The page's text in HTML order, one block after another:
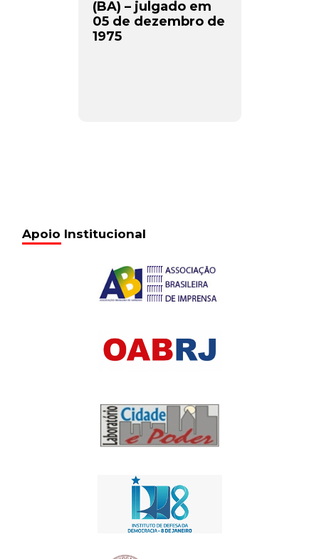
(BA) – julgado em
05 de dezembro de
1975
Apoio Institucional